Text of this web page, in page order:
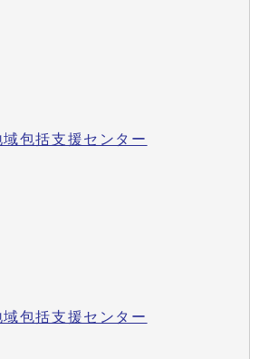
包括支援センター
包括支援センター